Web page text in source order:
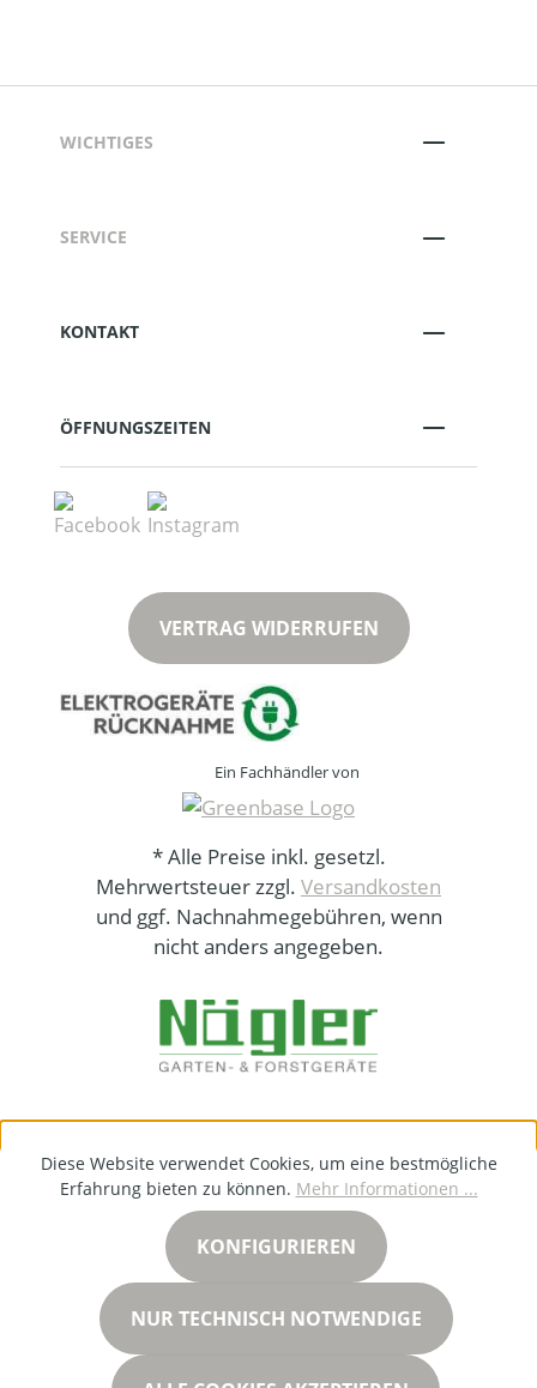
WICHTIGES
SERVICE
KONTAKT
ÖFFNUNGSZEITEN
VERTRAG WIDERRUFEN
Ein Fachhändler von
* Alle Preise inkl. gesetzl.
Mehrwertsteuer zzgl. Versandkosten
und ggf. Nachnahmegebühren, wenn
nicht anders angegeben.
Diese Website verwendet Cookies, um eine bestmögliche
Erfahrung bieten zu können. Mehr Informationen ...
NUR TECHNISCH NOTWENDIGE
KONFIGURIEREN